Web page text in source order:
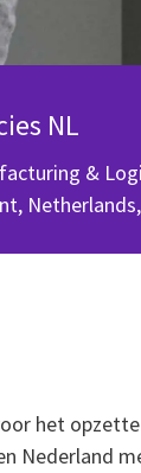
NL
&
het
Nederland